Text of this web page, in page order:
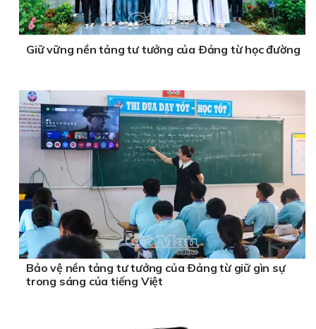
Giữ vững nền tảng tư tưởng của Ðảng từ học đường
Bảo vệ nền tảng tư tưởng của Ðảng từ giữ gìn sự
trong sáng của tiếng Việt